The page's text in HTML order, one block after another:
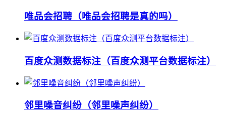
唯品会招聘（唯品会招聘是真的吗）
百度众测数据标注（百度众测平台数据标注）
邻里噪音纠纷（邻里噪声纠纷）